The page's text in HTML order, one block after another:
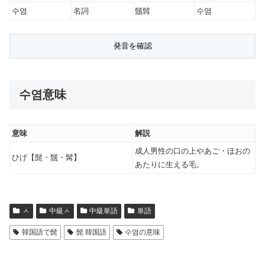
수염
名詞 鬚髥 수염
수염意味
意味 解説
ひげ【髭・鬚・髯】
成人男性の口の上やあご・ほおの
あたりに生える毛。
ㅅ 中級ㅅ 中級単語 単語
韓国語で髭 髭 韓国語 수염の意味